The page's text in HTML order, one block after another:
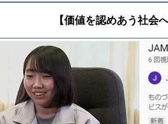
【価値を認めあう社会